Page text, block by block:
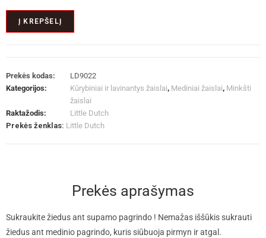
Į KREPŠELĮ
Prekės kodas:
LD9022
Kategorijos:
Kūrybiniai ir lavinantys žaislai, Mediniai žaislai, Minkšti
žaislai
Raktažodis:
Little Dutch
Prekės ženklas: Little Dutch
Prekės aprašymas
Sukraukite žiedus ant supamo pagrindo ! Nemažas iššūkis sukrauti
žiedus ant medinio pagrindo, kuris siūbuoja pirmyn ir atgal.